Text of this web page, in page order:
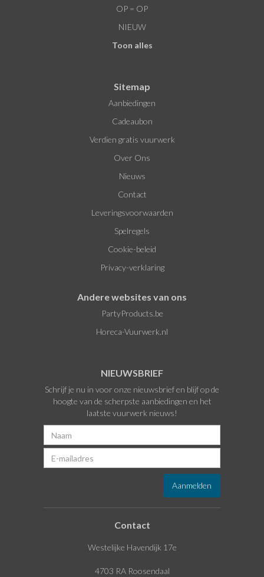
OP = OP
NIEUW
Toon alles
Sitemap
Aanbiedingen
Cadeaubon
Verdien gratis vuurwerk
Over Ons
Nieuws
Contact
Leveringsvoorwaarden
Spelregels
Cookie-beleid
Privacy-verklaring
Andere websites van ons
PartyProducts.be
Horeca-Vuurwerk.nl
NIEUWSBRIEF
Schrijf je nu in voor onze nieuwsbrief en blijf op de
hoogte van de scherpste aanbiedingen en het
laatste vuurwerk nieuws!
Contact
Westelijke Havendijk 17e
4703 RA Roosendaal